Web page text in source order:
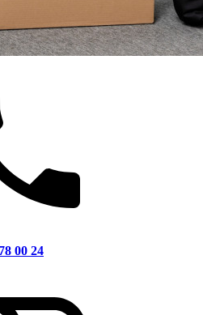
00 24